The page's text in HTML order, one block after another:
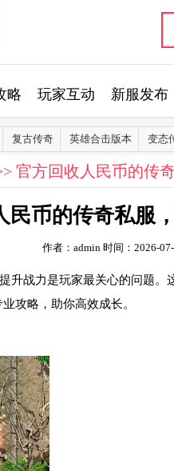
略 玩家互动 新服发布
复古传奇 英雄合击版本 变态
官方回收人民币的传
民币的传奇私服
作者：admin 时间：2026-
升战力是玩家最关心的问题。
攻略，助你高效成长。